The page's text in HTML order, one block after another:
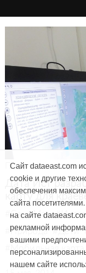
Продукты и услуги
Дата Ист
карту для
#CarryMap
#Природа #Дети
#Мобильная карта
Сайт dataeast.com
cookie и другие
обеспечения
сайта
на сайте
рекламной
вашими
нашем сайте